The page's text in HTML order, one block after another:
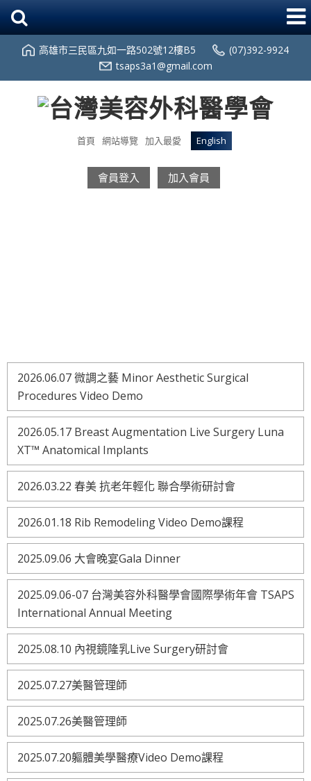
高雄市三民區九如一路502號12樓B5
(07)392-9924
tsaps3a1@gmail.com
首頁 網站導覽 加入最愛 English
會員登入 加入會員
2026.06.07 微調之藝 Minor Aesthetic Surgical
Procedures Video Demo
2026.05.17 Breast Augmentation Live Surgery Luna
XT™ Anatomical Implants
2026.03.22 春美 抗老年輕化 聯合學術研討會
2026.01.18 Rib Remodeling Video Demo課程
2025.09.06 大會晚宴Gala Dinner
2025.09.06-07 台灣美容外科醫學會國際學術年會 TSAPS
International Annual Meeting
2025.08.10 內視鏡隆乳Live Surgery研討會
2025.07.27美醫管理師
2025.07.26美醫管理師
2025.07.20軀體美學醫療Video Demo課程